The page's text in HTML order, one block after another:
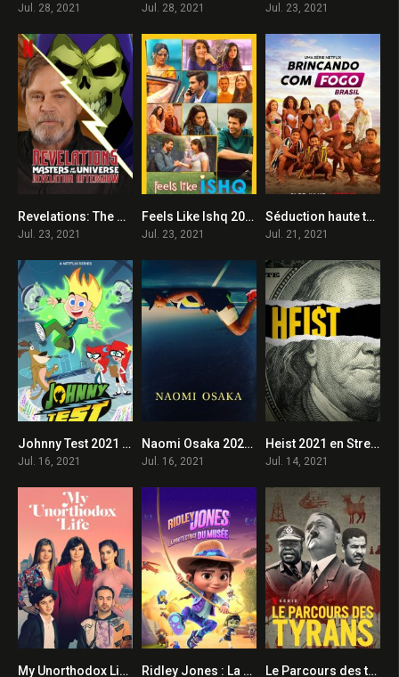
Jul. 28, 2021 Jul. 28, 2021 Jul. 23, 2021
0
Revelations: The Masters of the Universe: Revelation Aftershow 2021 en Streaming HD Gratuit !
Jul. 23, 2021
6Feels Like Ishq 2021 en Streaming HD Gratuit !
Jul. 23, 2021
5
Séduction haute tension : Brésil 2021 en Streaming HD Gratuit !
Jul. 21, 2021
6Johnny Test 2021 en Streaming HD Gratuit !
Jul. 16, 2021
8
Naomi Osaka 2021 en Streaming HD Gratuit !
Jul. 16, 2021
7.7Heist 2021 en Streaming HD Gratuit !
Jul. 14, 2021
8
My Unorthodox Life 2021 en Streaming HD Gratuit ! 6.7Ridley Jones : La protectrice du musée 2021 en Streaming HD Gratuit ! 7.2Le Parcours des tyrans 2021 en Streaming HD Gratuit !